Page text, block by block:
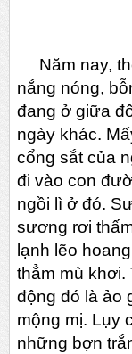
Năm nay,
nắng nóng,
đang ở giữa
ngày khác.
cổng sắt của
đi vào con
ngồi lì ở đó.
sương rơi
lạnh lẽo
thẳm mù khơi.
động đó là ảo
mộng mị. Lụy
những bợn